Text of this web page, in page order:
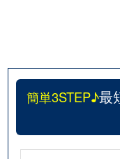
簡単3STEP♪最